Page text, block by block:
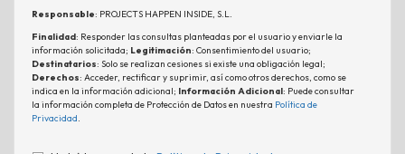
Responsable: PROJECTS HAPPEN INSIDE, S.L.
Finalidad: Responder las consultas planteadas por el usuario y enviarle la
información solicitada; Legitimación: Consentimiento del usuario;
Destinatarios: Solo se realizan cesiones si existe una obligación legal;
Derechos: Acceder, rectificar y suprimir, así como otros derechos, como se
indica en la información adicional; Información Adicional: Puede consultar
la información completa de Protección de Datos en nuestra Política de
Privacidad.